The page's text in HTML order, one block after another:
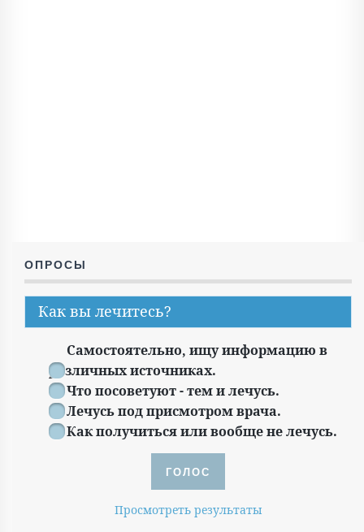
ОПРОСЫ
Как вы лечитесь?
Самостоятельно, ищу информацию в
различных источниках.
Что посоветуют - тем и лечусь.
Лечусь под присмотром врача.
Как получиться или вообще не лечусь.
Просмотреть результаты